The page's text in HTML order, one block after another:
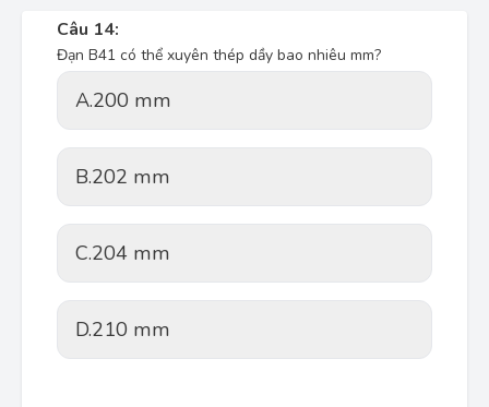
Câu 14:
Đạn B41 có thể xuyên thép dầy bao nhiêu mm?
A.200 mm
B.202 mm
C.204 mm
D.210 mm